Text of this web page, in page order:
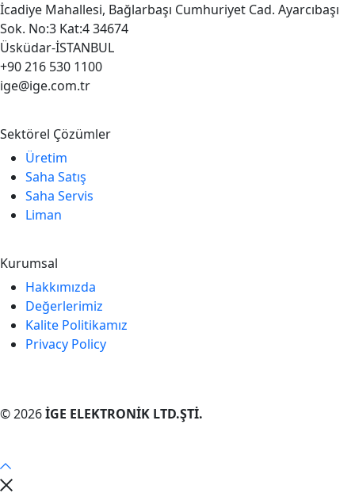
İcadiye Mahallesi, Bağlarbaşı Cumhuriyet Cad. Ayarcıbaşı
Sok. No:3 Kat:4 34674
Üsküdar-İSTANBUL
+90 216 530 1100
ige@ige.com.tr
Sektörel Çözümler
Üretim
Saha Satış
Saha Servis
Liman
Kurumsal
Hakkımızda
Değerlerimiz
Kalite Politikamız
Privacy Policy
© 2026İGE ELEKTRONİK LTD.ŞTİ.